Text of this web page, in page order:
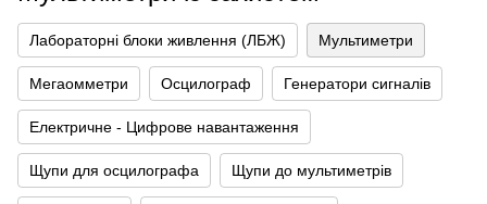
Лабораторні блоки живлення (ЛБЖ) Мультиметри
Мегаомметри Осцилограф Генератори сигналів
Електричне - Цифрове навантаження
Щупи для осцилографа Щупи до мультиметрів